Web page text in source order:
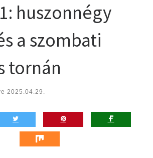
huszonnégy
a szombati
tornán
2025.04.29.